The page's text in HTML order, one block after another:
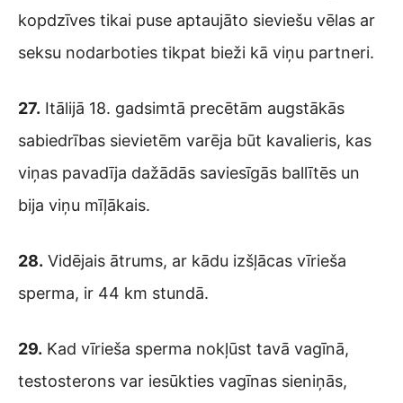
kopdzīves tikai puse aptaujāto sieviešu vēlas ar
seksu nodarboties tikpat bieži kā viņu partneri.
27. Itālijā 18. gadsimtā precētām augstākās
sabiedrības sievietēm varēja būt kavalieris, kas
viņas pavadīja dažādās saviesīgās ballītēs un
bija viņu mīļākais.
28. Vidējais ātrums, ar kādu izšļācas vīrieša
sperma, ir 44 km stundā.
29. Kad vīrieša sperma nokļūst tavā vagīnā,
testosterons var iesūkties vagīnas sieniņās,